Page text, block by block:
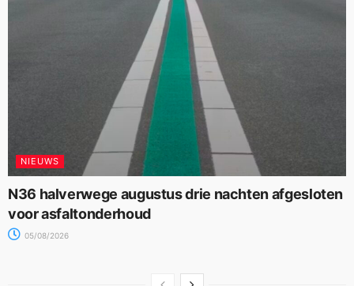
NIEUWS
N36 halverwege augustus drie nachten afgesloten
voor asfaltonderhoud
05/08/2026